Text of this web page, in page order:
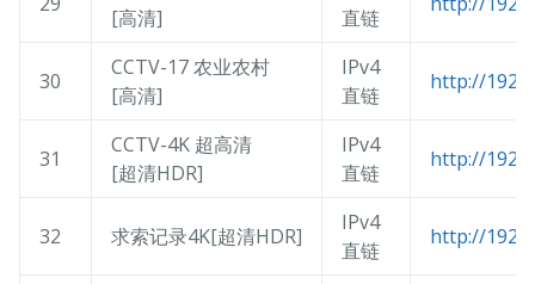
[高清]
直链
30
CCTV-17 农业农村
[高清]
IPv4
直链
http://
31
CCTV-4K 超高清
[超清HDR]
IPv4
直链
http://
32 求索记录4K[超清HDR]
IPv4
直链
http://